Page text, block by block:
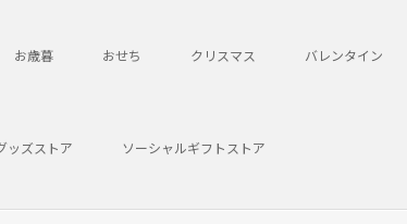
お歳暮 おせち クリスマス バレンタイン
ッズストア ソーシャルギフトストア